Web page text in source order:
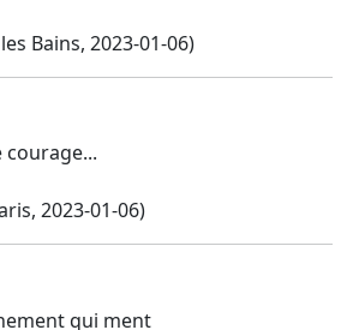
Bains, 2023-01-06)
courage...
2023-01-06)
qui ment